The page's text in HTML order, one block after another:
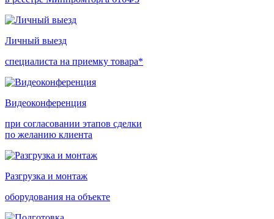
Личный выезд
специалиста на приемку товара*
Видеоконференция
при согласовании этапов сделки
по желанию клиента
Разгрузка и монтаж
оборудования на объекте